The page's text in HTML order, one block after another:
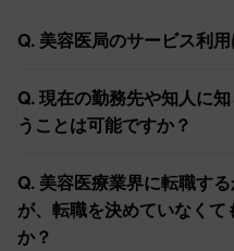
Q. 美容医局のサービス利用
Q. 現在の勤務先や知人に
うことは可能ですか？
Q. 美容医療業界に転職す
が、転職を決めていなくて
か？